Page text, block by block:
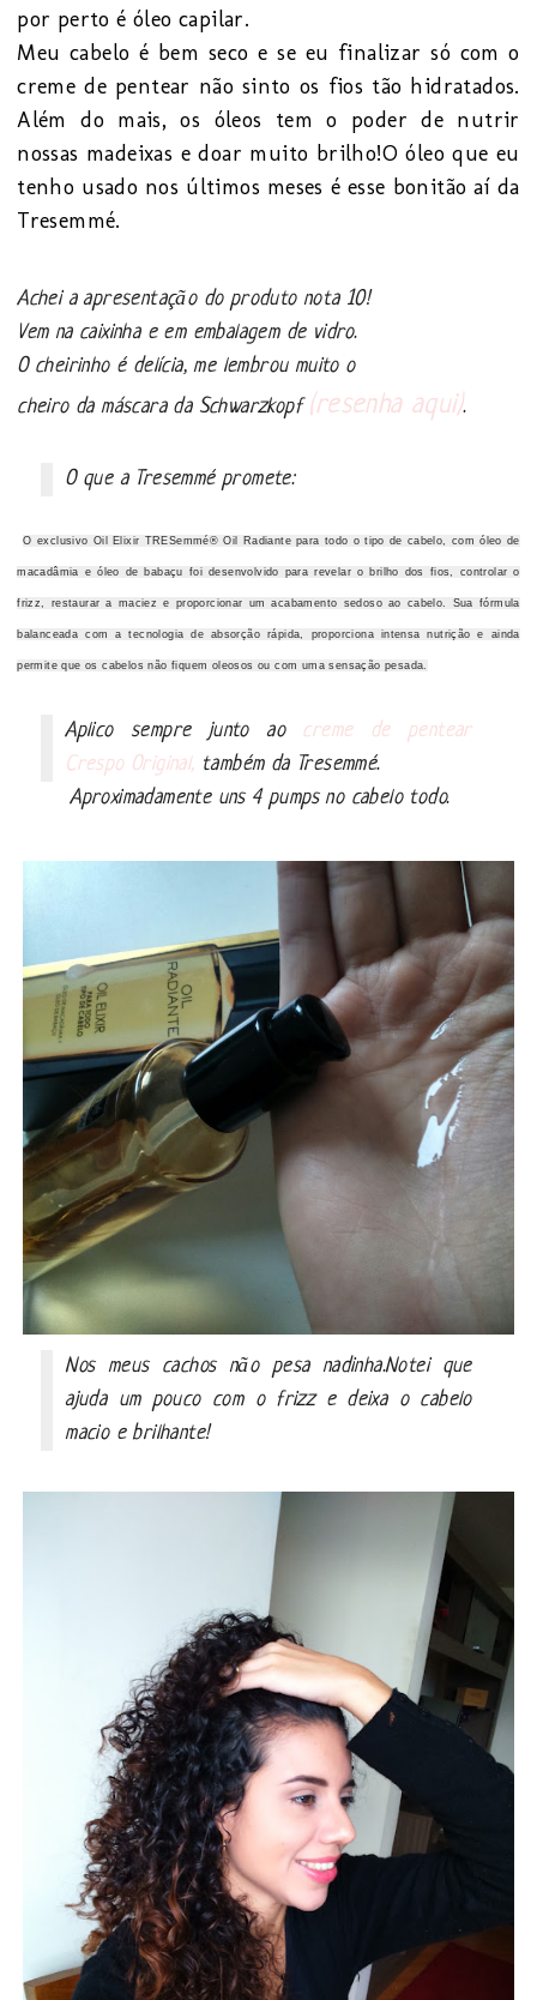
por perto é óleo capilar.
Meu cabelo é bem seco e se eu finalizar só com o
creme de pentear não sinto os fios tão hidratados.
Além do mais, os óleos tem o poder de nutrir
nossas madeixas e doar muito brilho!O óleo que eu
tenho usado nos últimos meses é esse bonitão aí da
Tresemmé.
Achei a apresentação do produto nota 10!
Vem na caixinha e em embalagem de vidro.
O cheirinho é delícia, me lembrou muito o
cheiro damáscara da Schwarzkopf (resenha aqui).
O que a Tresemmé promete:
O exclusivo Oil Elixir TRESemmé® Oil Radiante para todo o tipo de cabelo, com óleo de
macadâmia e óleo de babaçu foi desenvolvido para revelar o brilho dos fios, controlar o
frizz, restaurar a maciez e proporcionar um acabamento sedoso ao cabelo. Sua fórmula
balanceada com a tecnologia de absorção rápida, proporciona intensa nutrição e ainda
permite que os cabelos não fiquem oleosos ou com uma sensação pesada.
Aplico sempre junto ao creme de pentear
Crespo Original, também da Tresemmé.
Aproximadamente uns 4 pumps no cabelo todo.
Nos meus cachos não pesa nadinha.Notei que
ajuda um pouco com o frizz e deixa o cabelo
macio e brilhante!